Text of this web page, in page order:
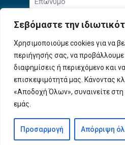
Σεβόμαστε την
Χρησιμοποιούμε cookies για να
περιήγησής σας, να προβάλλουμε
διαφημίσεις ή περιεχόμενο και
επισκεψιμότητά μας. Κάνοντας
«Αποδοχή Όλων», συναινείτε
εμάς.
Προσαρμογή Απόρριψη
Email
*
Αποδοχή
όρων
χρήσης
*
Συμφωνώ με την
Όρους Χρήσης.
Εγγραφή
© 2026 ΕΦΕΠΑΕ. All
Developed by